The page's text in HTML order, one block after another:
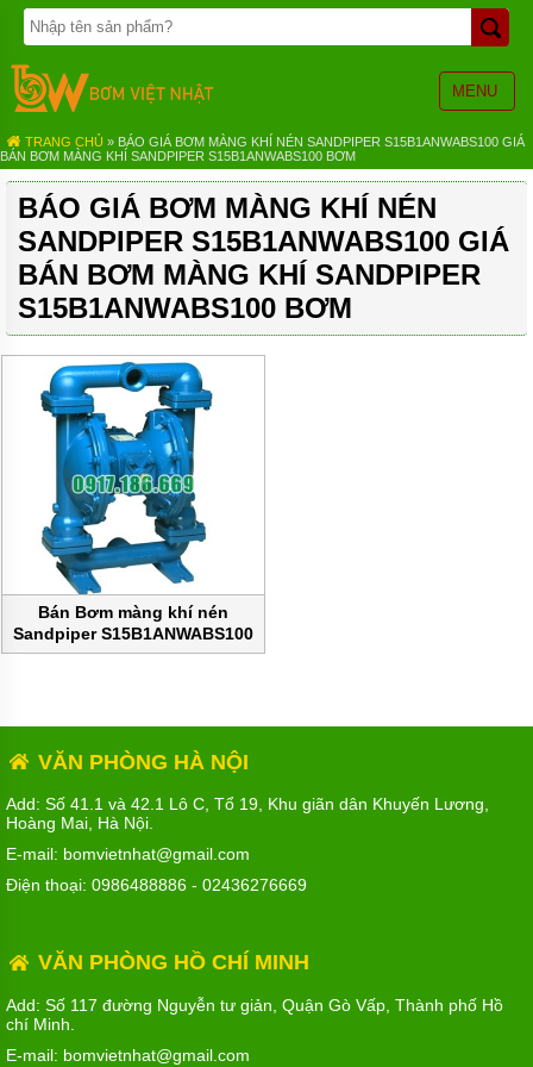
MENU
TRANG
CHỦ
BƠM
BÁNH
BƠM
HÓA
CHẤT
BƠM
MÀNG
KHÍ
NÉN
LƯỢNG
MÁY
BƠM
BÙN
BƠM
TĂNG
VÍT
BƠM
THỰC
PHẨM
MÁY
PHUY
BƠM
CÔNG
TRANG CHỦ » BÁO GIÁ BƠM MÀNG KHÍ NÉN SANDPIPER S15B1ANWABS100 GIÁ
BÁN BƠM MÀNG KHÍ SANDPIPER S15B1ANWABS100 BƠM
BÁO GIÁ BƠM MÀNG KHÍ NÉN
SANDPIPER S15B1ANWABS100 GIÁ
BÁN BƠM MÀNG KHÍ SANDPIPER
S15B1ANWABS100 BƠM
Bán Bơm màng khí nén
Sandpiper S15B1ANWABS100
chính hãng
VĂN PHÒNG HÀ NỘI
Add: Số 41.1 và 42.1 Lô C, Tổ 19, Khu giãn dân Khuyến Lương,
Hoàng Mai, Hà Nội.
E-mail: bomvietnhat@gmail.com
Điện thoại: 0986488886 - 02436276669
VĂN PHÒNG HỒ CHÍ MINH
Add: Số 117 đường Nguyễn tư giản, Quận Gò Vấp, Thành phố Hồ
chí Minh.
E-mail: bomvietnhat@gmail.com